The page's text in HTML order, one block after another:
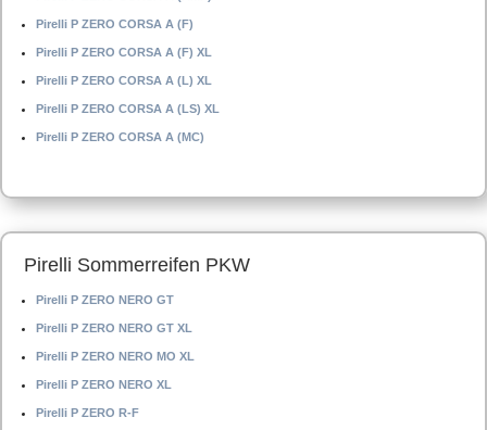
Pirelli P ZERO CORSA A (F)
Pirelli P ZERO CORSA A (F) XL
Pirelli P ZERO CORSA A (L) XL
Pirelli P ZERO CORSA A (LS) XL
Pirelli P ZERO CORSA A (MC)
Pirelli Sommerreifen PKW
Pirelli P ZERO NERO GT
Pirelli P ZERO NERO GT XL
Pirelli P ZERO NERO MO XL
Pirelli P ZERO NERO XL
Pirelli P ZERO R-F